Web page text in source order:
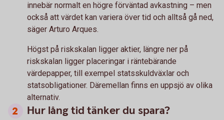
innebär normalt en högre förväntad avkastning – men
också att värdet kan variera över tid och alltså gå ned,
säger Arturo Arques.
Högst på riskskalan ligger aktier, längre ner på
riskskalan ligger placeringar i räntebärande
värdepapper, till exempel statsskuldväxlar och
statsobligationer. Däremellan finns en uppsjö av olika
alternativ.
Hur lång tid tänker du spara?